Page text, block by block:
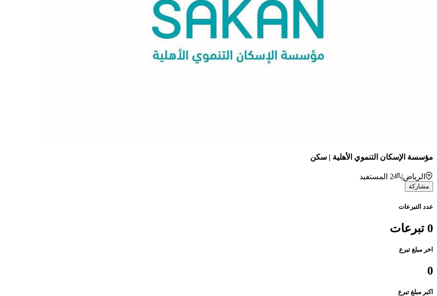
مؤسسة الإسكان التنموي الأهلية | سكن
الرياض|
2 المستفيد
مشاركة
عدد التبرعات
0 تبرعات
اخر مبلغ تبرع
0
اكبر مبلغ تبرع